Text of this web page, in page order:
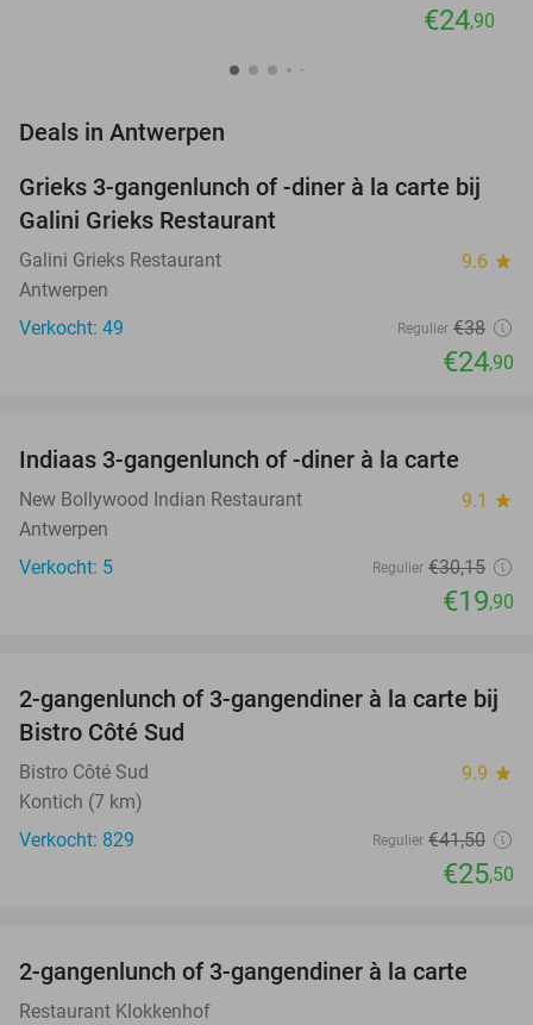
€24,90
Deals in Antwerpen
34%
TODAY
Grieks 3-gangenlunch of -diner à la carte bij
Galini Grieks Restaurant
Galini Grieks Restaurant 9.6 star
Antwerpen
Verkocht: 49
Regulier €38
€24,90
TODAY
Indiaas 3-gangenlunch of -diner à la carte
New Bollywood Indian Restaurant 9.1 star
Antwerpen
Verkocht: 5
Regulier €30,15
€19,90
39%
2-gangenlunch of 3-gangendiner à la carte bij
Bistro Côté Sud
Bistro Côté Sud 9.9 star
Kontich (7 km)
Verkocht: 829
Regulier €41,50
€25,50
43%
2-gangenlunch of 3-gangendiner à la carte
Restaurant Klokkenhof